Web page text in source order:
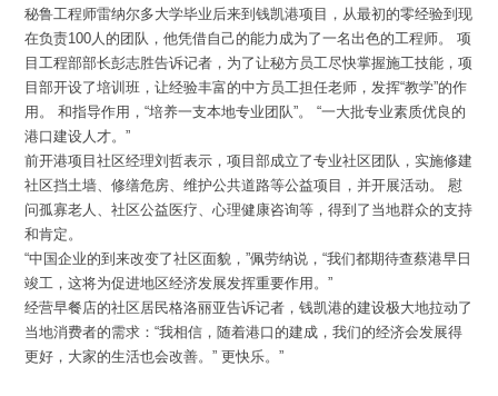
秘鲁工程师雷纳尔多大学毕业后来到钱凯港项目，从最初的零经验到现
在负责100人的团队，他凭借自己的能力成为了一名出色的工程师。 项
目工程部部长彭志胜告诉记者，为了让秘方员工尽快掌握施工技能，项
目部开设了培训班，让经验丰富的中方员工担任老师，发挥“教学”的作
用。 和指导作用，“培养一支本地专业团队”。 “一大批专业素质优良的
港口建设人才。”
前开港项目社区经理刘哲表示，项目部成立了专业社区团队，实施修建
社区挡土墙、修缮危房、维护公共道路等公益项目，并开展活动。 慰
问孤寡老人、社区公益医疗、心理健康咨询等，得到了当地群众的支持
和肯定。
“中国企业的到来改变了社区面貌，”佩劳纳说，“我们都期待查蔡港早日
竣工，这将为促进地区经济发展发挥重要作用。”
经营早餐店的社区居民格洛丽亚告诉记者，钱凯港的建设极大地拉动了
当地消费者的需求：“我相信，随着港口的建成，我们的经济会发展得
更好，大家的生活也会改善。” 更快乐。”